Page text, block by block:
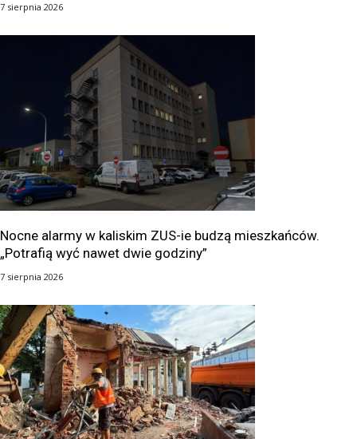
7 sierpnia 2026
Nocne alarmy w kaliskim ZUS-ie budzą mieszkańców.
„Potrafią wyć nawet dwie godziny”
7 sierpnia 2026